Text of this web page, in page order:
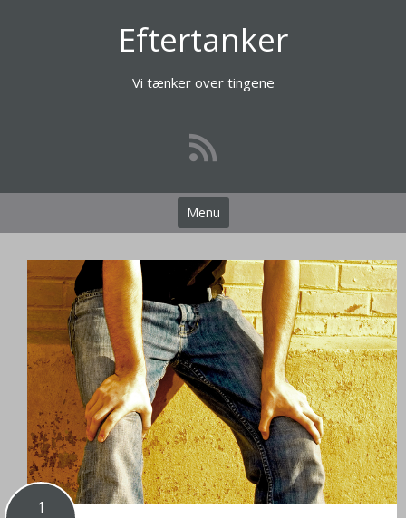
Eftertanker
Vi tænker over tingene
Menu
1